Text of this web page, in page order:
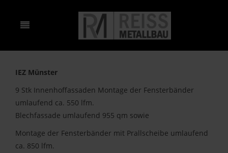
IEZ Münster
9 Stk Innenhoffassaden Montage der Fensterbänder
umlaufend ca. 550 lfm.
Blechfassade umlaufend 955 qm sowie
Montage der Fensterbänder mit Prallscheibe umlaufend
ca. 850 lfm.